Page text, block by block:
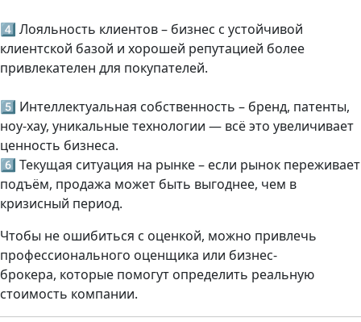
4️⃣ Лояльность клиентов – бизнес с устойчивой
клиентской базой и хорошей репутацией более
привлекателен для покупателей.
5️⃣ Интеллектуальная собственность – бренд, патенты,
ноу-хау, уникальные технологии — всё это увеличивает
ценность бизнеса.
6️⃣ Текущая ситуация на рынке – если рынок переживает
подъём, продажа может быть выгоднее, чем в
кризисный период.
Чтобы не ошибиться с оценкой, можно привлечь
профессионального оценщика или бизнес-
брокера, которые помогут определить реальную
стоимость компании.